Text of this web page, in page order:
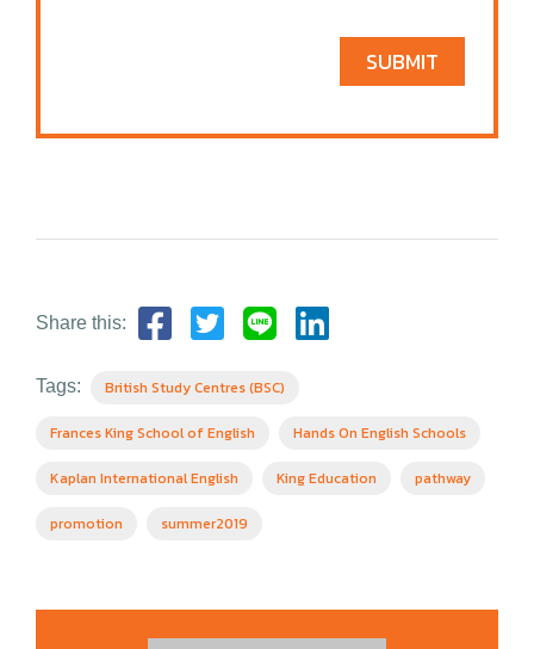
SUBMIT
Share this:
Tags: British Study Centres (BSC)
Frances King School of English Hands On English Schools
Kaplan International English King Education pathway
promotion summer2019